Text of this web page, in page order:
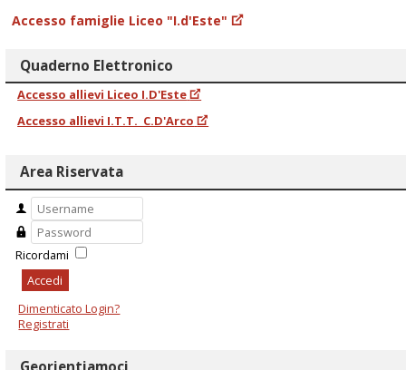
Accesso famiglie Liceo "I.d'Este"
Quaderno Elettronico
Accesso allievi Liceo I.D'Este
Accesso allievi I.T.T. C.D'Arco
Area Riservata
Ricordami
Accedi
Dimenticato Login?
Registrati